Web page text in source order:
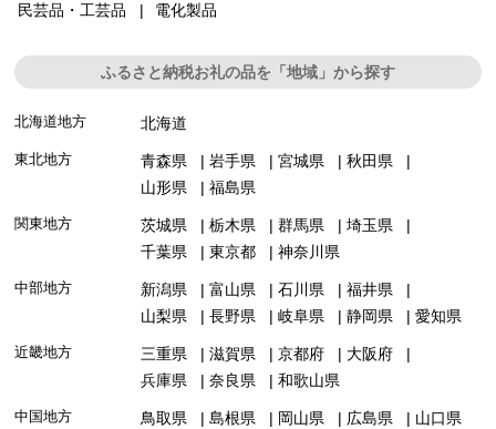
民芸品・工芸品
電化製品
ふるさと納税お礼の品を「地域」から探す
北海道地方 北海道
東北地方 青森県 岩手県 宮城県
秋田県
山形県
福島県
関東地方 茨城県 栃木県 群馬県
埼玉県
千葉県
東京都 神奈川県
中部地方 新潟県 富山県 石川県
福井県
山梨県
長野県 岐阜県 静岡県 愛知県
近畿地方 三重県 滋賀県 京都府
大阪府
兵庫県
奈良県 和歌山県
中国地方 鳥取県 島根県 岡山県 広島県 山口県